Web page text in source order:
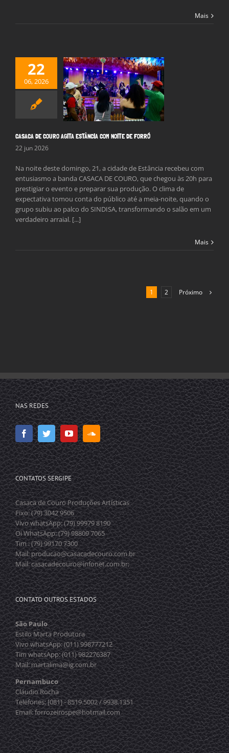
Mais
22
06, 2026
COURO AGITA
CASACA DE COURO AGITA ESTÂNCIA COM NOITE DE FORRÓ
22 jun 2026
Na noite deste domingo, 21, a cidade de Estância recebeu com
entusiasmo a banda CASACA DE COURO, que chegou às 20h para
prestigiar o evento e preparar sua produção. O clima de
expectativa tomou conta do público até a meia-noite, quando o
grupo subiu ao palco do SINDISA, transformando o salão em um
verdadeiro arraial. [...]
Mais
1 2 Próximo
NAS REDES
CONTATOS SERGIPE
Casaca de Couro Produções Artísticas
Fixo: (79) 3042 9506
Vivo whatsApp: (79) 99979 8190
Oi WhatsApp: (79) 98809 7065
Tim : (79) 99170 7300
Mail: producao@casacadecouro.com.br
Mail: casacadecouro@infonet.com.br;
CONTATO OUTROS ESTADOS
São Paulo
Estilo Marta Produtora
Vivo whatsApp: (011) 998777212
Tim whatsApp: (011) 982276387
Mail: martalima@ig.com.br
Pernambuco
Cláudio Rocha
Telefones: [081] - 8519.5002 / 9938.1351
Email: forrozeirospe@hotmail.com